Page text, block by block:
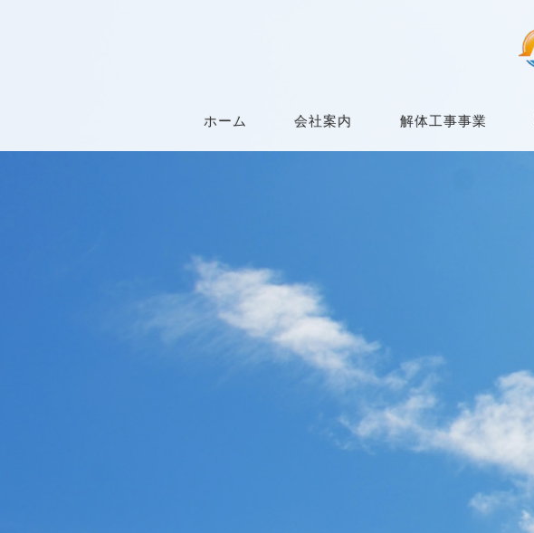
ホーム 会社案内 解体工事事業